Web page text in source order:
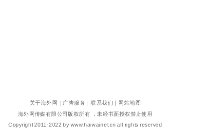
关于海外网 ｜ 广告服务｜联系我们 ｜ 网站地图
海外网传媒有限公司版权所有 ，未经书面授权禁止使用
Copyright2011-2022 by www.haiwainet.cn all rights reserved